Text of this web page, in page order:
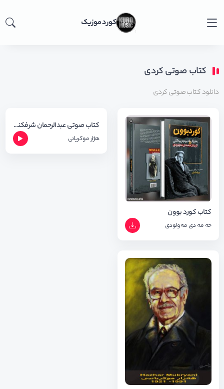
کورد موزیک
کتاب صوتی کردی
دانلود کتاب صوتی کردی
کتاب کورد بوون
حه مه دی مه ولودی
کتاب صوتی عبدالرحمان شرفکندی
هژار موکریانی